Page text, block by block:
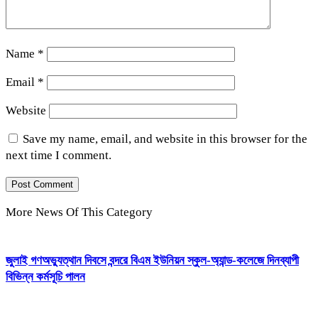
Name *
Email *
Website
Save my name, email, and website in this browser for the
next time I comment.
More News Of This Category
জুলাই গণঅভ্যুত্থান দিবসে বন্দরে বিএম ইউনিয়ন স্কুল-অ্যান্ড-কলেজে দিনব্যাপী
বিভিন্ন কর্মসূচি পালন